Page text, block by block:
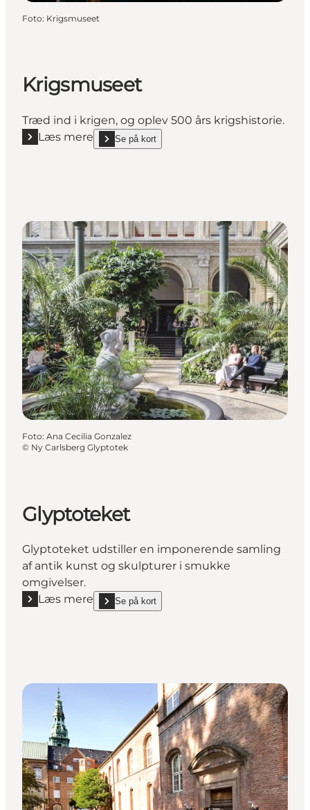
Foto: Krigsmuseet
Krigsmuseet
Træd ind i krigen, og oplev 500 års krigshistorie.
Læs mere
Læs mere "Krigsmuseet"
Se på kort
show Krigsmuseet on_map
Foto: Ana Cecilia Gonzalez
© Ny Carlsberg Glyptotek
Glyptoteket
Glyptoteket udstiller en imponerende samling
af antik kunst og skulpturer i smukke
omgivelser.
Læs mere
Læs mere "Glyptoteket"
Se på kort
show Glyptoteket on_map